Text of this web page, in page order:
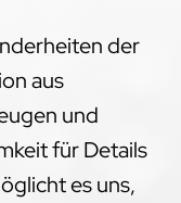
der
aus
und
für Details
es uns,